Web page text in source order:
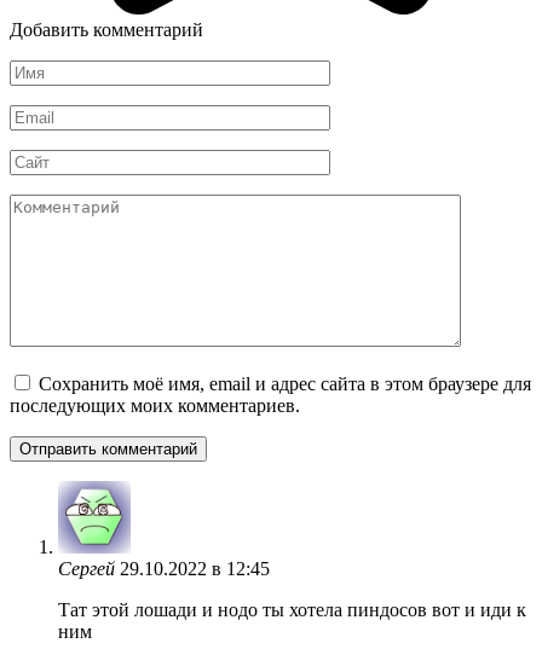
Добавить комментарий
Имя
*
Email
*
Сайт
Комментарий
Сохранить моё имя, email и адрес сайта в этом браузере для
последующих моих комментариев.
Сергей 29.10.2022 в 12:45
Тат этой лошади и нодо ты хотела пиндосов вот и иди к
ним